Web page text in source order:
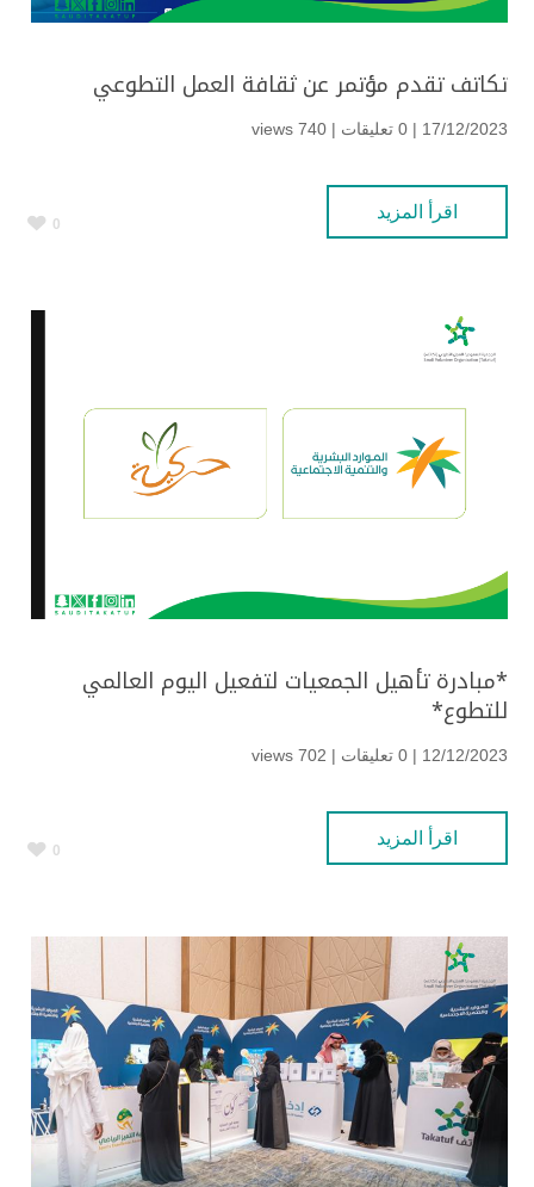
تكاتف تقدم مؤتمر عن ثقافة العمل التطوعي
17/12/2023 | 0 تعليقات | 740 views
اقرأ المزيد
0
*مبادرة تأهيل الجمعيات لتفعيل اليوم العالمي
للتطوع*
12/12/2023 | 0 تعليقات | 702 views
اقرأ المزيد
0